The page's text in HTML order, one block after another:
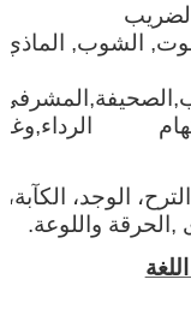
الشوب, الماذي
الوجد، الكآبة،
,الحرقة واللوعة.